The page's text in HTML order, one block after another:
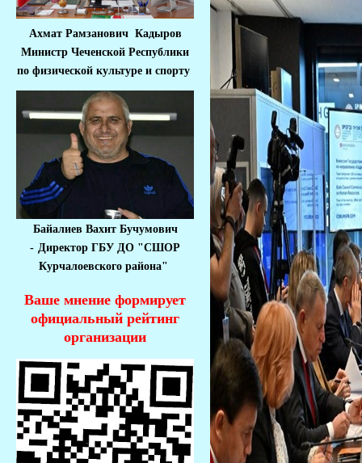
Ахмат Рамзанович Кадыров
Министр Чеченской Республики
по физической культуре и спорту
Байалиев Вахит Бучумович
- Директор ГБУ ДО "СШОР
Курчалоевского района"
Ваше мнение формирует
официальный рейтинг
организации